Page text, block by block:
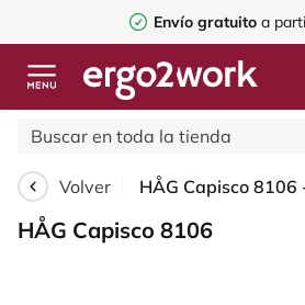
Envío gratuitoa partir
Volver
HÅG Capisco 8106